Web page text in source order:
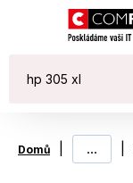
Domů ...